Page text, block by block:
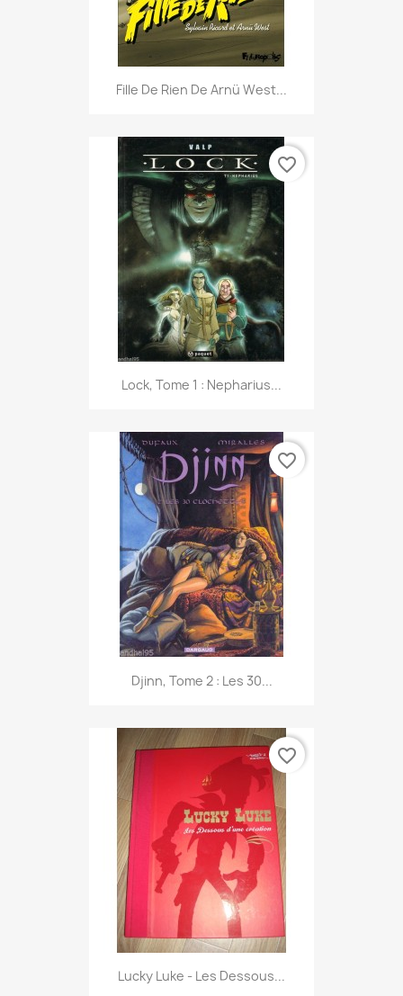
Fille De Rien De Arnü West...
Lock, Tome 1 : Nepharius...
favorite_border
Djinn, Tome 2 : Les 30...
favorite_border
Lucky Luke - Les Dessous...
favorite_border